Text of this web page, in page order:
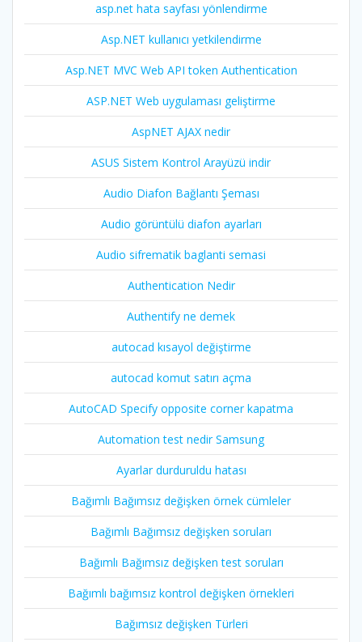
asp.net hata sayfası yönlendirme
Asp.NET kullanıcı yetkilendirme
Asp.NET MVC Web API token Authentication
ASP.NET Web uygulaması geliştirme
AspNET AJAX nedir
ASUS Sistem Kontrol Arayüzü indir
Audio Diafon Bağlantı Şeması
Audio görüntülü diafon ayarları
Audio sifrematik baglanti semasi
Authentication Nedir
Authentify ne demek
autocad kısayol değiştirme
autocad komut satırı açma
AutoCAD Specify opposite corner kapatma
Automation test nedir Samsung
Ayarlar durduruldu hatası
Bağımlı Bağımsız değişken örnek cümleler
Bağımlı Bağımsız değişken soruları
Bağımlı Bağımsız değişken test soruları
Bağımlı bağımsız kontrol değişken örnekleri
Bağımsız değişken Türleri